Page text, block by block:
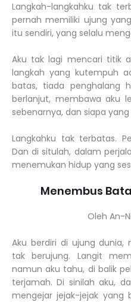
Langkah-langkahku tak
pernah memiliki ujung
itu sendiri, yang selalu
Aku tak lagi mencari titik
langkah yang kutempuh
batas, tiada penghalang
berlanjut, membawa aku
sebenarnya, dan siapa yang
Langkahku tak terbatas.
Dan di situlah, dalam
menemukan hidup yang
Menembus
Oleh An-
Aku berdiri di ujung dunia,
tak berujung. Langit
namun aku tahu, di balik
terjamah. Di sinilah aku,
mengejar jejak-jejak yang